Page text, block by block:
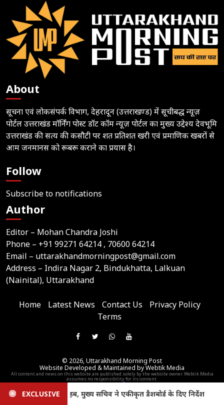
About
सूचना एवं लोकसंपर्क विभाग, देहरादून (उत्तराखण्ड) में सूचीबद्ध न्यूज़
पोर्टल उत्तराखंड मॉर्निंग पोस्ट डॉट कॉम न्यूज़ पोर्टल का मुख्य उद्देश्य देवभूमि
उत्तराखंड की सत्य की कसौटी पर शत प्रतिशत खरी एवं प्रमाणिक खबरों से
आम जनमानस को रूबरू कराने का प्रयास है।
Follow
Subscribe to notifications
Author
Editor – Mohan Chandra Joshi
Phone – +91 99271 64214 , 70600 64214
Email – uttarakhandmorningpost@gmail.com
Address – Indira Nagar 2, Bindukhatta, Lalkuan
(Nainital), Uttarakhand
Home Latest News Contact Us
Privacy Policy
Terms
Like
On
Facebook
Follow
On
Twitter
Join
WhatsApp
Group
Subscribe
YouTube
Channel
on
Telegram
© 2026,Uttarakhand Morning Post
Website Developed & Maintained by Webtik Media
All content and news on this website are published solely by the website owner. Webtik Media
assumes no responsibility for its content.
EXCLUSIVE
के दिए निर्देश Uttarakhand Cabinet Decisions: धामी